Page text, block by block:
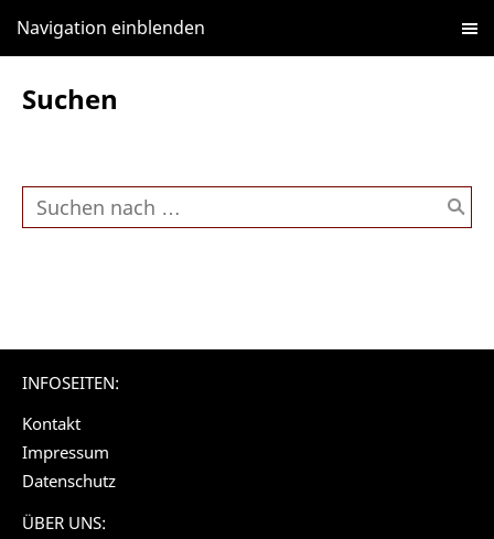
Navigation einblenden
Suchen
INFOSEITEN:
Kontakt
Impressum
Datenschutz
ÜBER UNS: